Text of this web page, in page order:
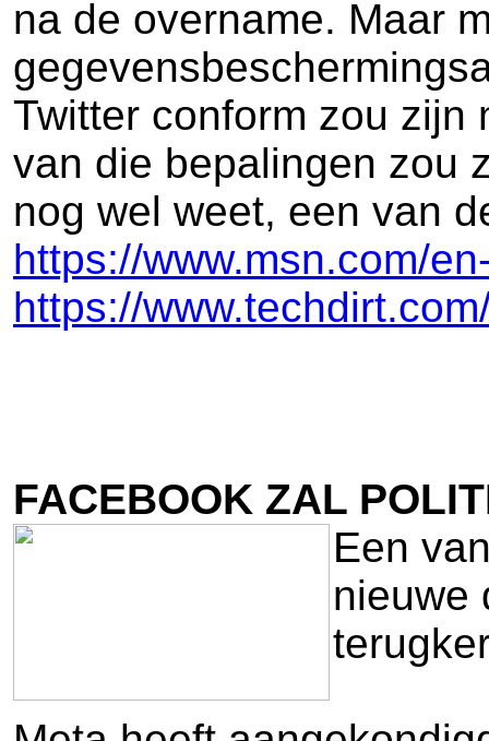
na de overname. Maar
Twitter conform zou zijn
van die bepalingen zou
nog wel weet, een van
https://www.msn.com/
https://
FACEBOOK ZAL
Een
nieuwe